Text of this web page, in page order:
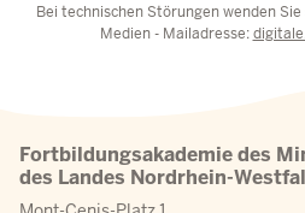
Bei technischen Störungen wenden
Medien - Mailadresse:
Fortbildungsakademie des
des Landes Nordrhein-